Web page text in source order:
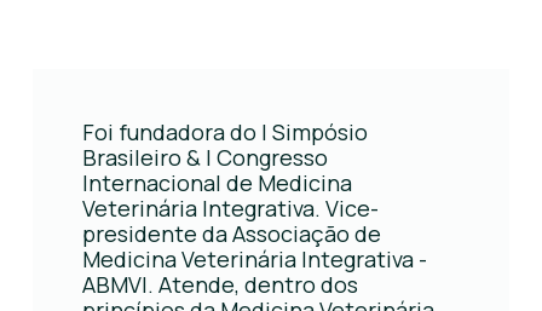
Foi fundadora do I Simpósio
Brasileiro & I Congresso
Internacional de Medicina
Veterinária Integrativa. Vice-
presidente da Associação de
Medicina Veterinária Integrativa -
ABMVI. Atende, dentro dos